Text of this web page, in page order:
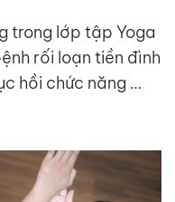
trong lớp tập Yoga
rối loạn tiền đình
hồi chức năng …